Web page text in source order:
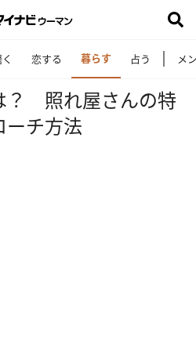
恋する 暮らす 占う メ
？ 照れ屋さんの特
ーチ方法